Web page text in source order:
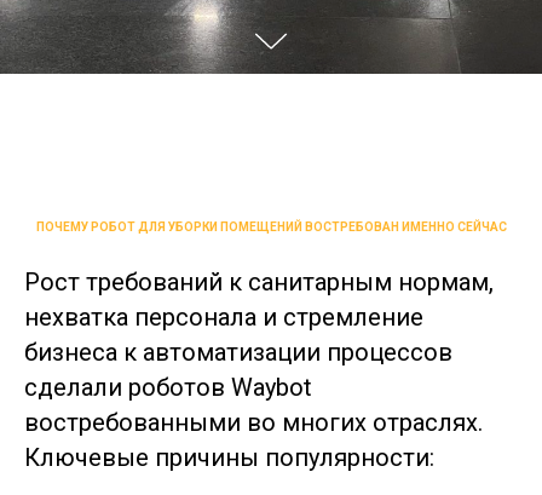
ПОЧЕМУ РОБОТ ДЛЯ УБОРКИ ПОМЕЩЕНИЙ ВОСТРЕБОВАН ИМЕННО СЕЙЧАС
Рост требований к санитарным нормам,
нехватка персонала и стремление
бизнеса к автоматизации процессов
сделали роботов Waybot
востребованными во многих отраслях.
Ключевые причины популярности: